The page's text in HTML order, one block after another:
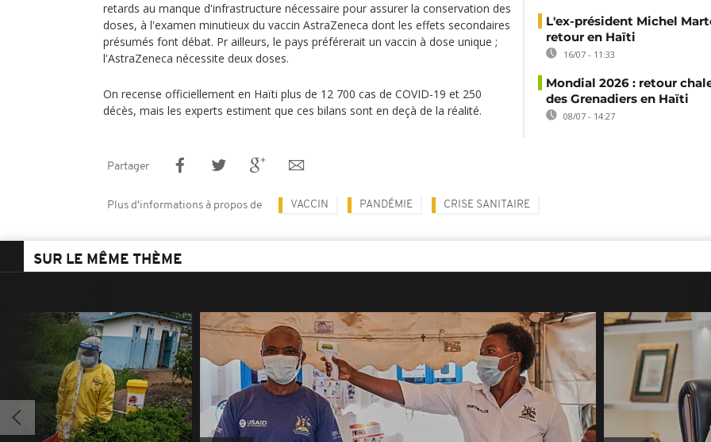
retards au manque d'infrastructure nécessaire pour assurer la conservation des
doses, à l'examen minutieux du vaccin AstraZeneca dont les effets secondaires
présumés font débat. Pr ailleurs, le pays préférerait un vaccin à dose unique ;
l'AstraZeneca nécessite deux doses.
On recense officiellement en Haïti plus de 12 700 cas de COVID-19 et 250
décès, mais les experts estiment que ces bilans sont en deçà de la réalité.
L'ex-président Michel
retour en Haïti
16/07 - 11:33
Mondial 2026 : retour
des Grenadiers en Haïti
08/07 - 14:27
Partager
Plus d'informations à propos de VACCIN PANDÉMIE CRISE SANITAIRE
SUR LE MÊME THÈME